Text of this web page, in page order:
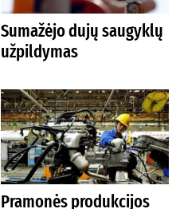
Sumažėjo dujų saugyklų
užpildymas
Pramonės produkcijos